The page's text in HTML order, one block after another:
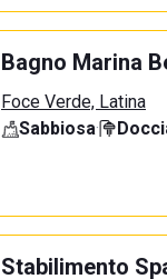
Bagno Marina
Foce Verde, Latina
Sabbiosa·
Stabilimento